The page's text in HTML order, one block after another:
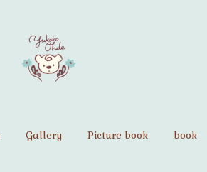
Gallery Picture book book